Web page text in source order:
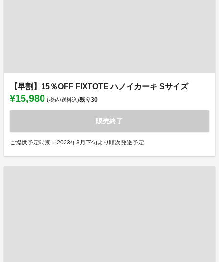
【早割】15％OFF FIXTOTE ハノイカーキ Sサイズ
¥15,980 (税込/送料込)残り30
販売終了
ご提供予定時期：2023年3月下旬より順次発送予定